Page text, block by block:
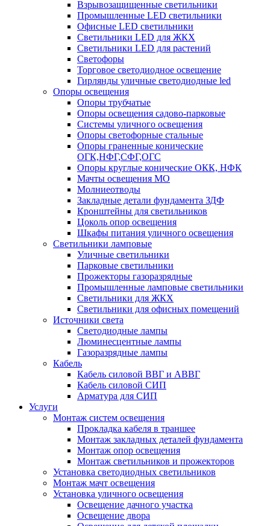
Взрывозащищенные светильники
Промышленные LED светильники
Офисные LED светильники
Cветильники LED для ЖКХ
Светильники LED для растений
Светофоры
Торговое светодиодное освещение
Гирлянды уличные светодиодные led
Опоры освещения
Опоры трубчатые
Опоры освещения садово-парковые
Системы уличного освещения
Опоры светофорные стальные
Опоры граненные конические
ОГК,НФГ,СФГ,ОГС
Опоры круглые конические ОКК, НФК
Мачты освещения МО
Молниеотводы
Закладные детали фундамента ЗДФ
Кронштейны для светильников
Цоколь опор освещения
Шкафы питания уличного освещения
Светильники ламповые
Уличные светильники
Парковые светильники
Прожекторы газоразрядные
Промышленные ламповые светильники
Светильники для ЖКХ
Светильники для офисных помещений
Источники света
Светодиодные лампы
Люминесцентные лампы
Газоразрядные лампы
Кабель
Кабель силовой ВВГ и АВВГ
Кабель силовой СИП
Арматура для СИП
Услуги
Монтаж систем освещения
Прокладка кабеля в траншее
Монтаж закладных деталей фундамента
Монтаж опор освещения
Монтаж светильников и прожекторов
Установка светодиодных светильников
Монтаж мачт освещения
Установка уличного освещения
Освещение дачного участка
Освещение двора